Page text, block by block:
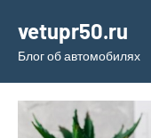
содержимому
vetupr50.ru
Блог об автомобилях